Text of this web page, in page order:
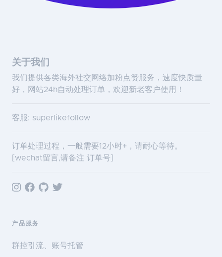
关于我们
我们提供各类海外社交网络加粉点赞服务，速度快质量
好，网站24h自动处理订单，欢迎新老客户使用！
客服: superlikefollow
订单处理过程，一般需要12小时+，请耐心等待。
[wechat留言,请备注 订单号]
产品服务
群控引流、账号托管